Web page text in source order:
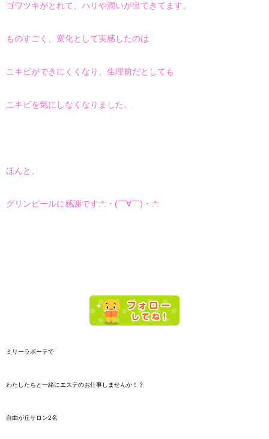
ゴワツキがとれて、ハリや潤いが出てきてます。
ものすごく、変化として実感したのは
ニキビができにくくなり、生理前だとしても
ニキビを気にしなくなりました。
ほんと、
グリンピールに感謝です:*:・(￣∀￣)・:*:
ミリーラボーテで
わたしたちと一緒にエステのお仕事しませんか！？
自由が丘サロン2名